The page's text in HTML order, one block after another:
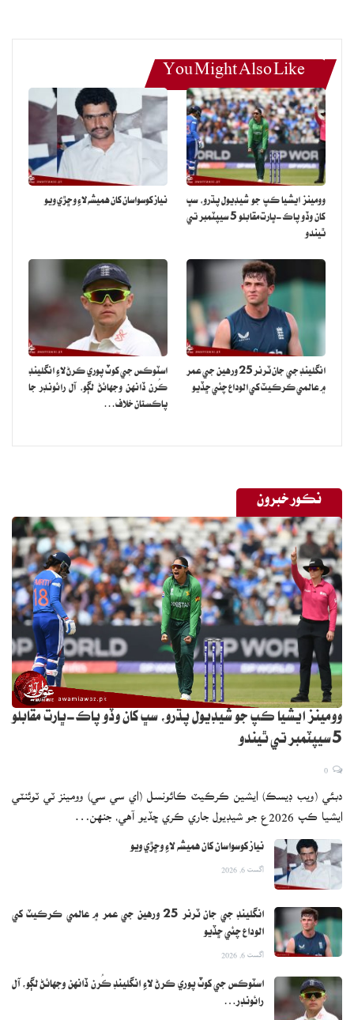
You Might Also Like
وومينز ايشيا ڪپ جو شيڊيول پڌرو، سڀ
کان وڏو پاڪ-ڀارت مقابلو 5 سيپٽمبر تي
ٿيندو
نياز کوسواسان کان هميشه لاءِ وڇڙي ويو
انگلينڊ جي جان ٽرنر 25 ورهين جي عمر
۾ عالمي ڪرڪيٽ کي الوداع چئي ڇڏيو
اسٽوڪس جي کوٽ پوري ڪرڻ لاءِ انگلينڊ
ڪُرن ڏانهن وجهائڻ لڳو، آل رائونڊر جا
پاڪستان خلاف…
نڪور خبرون
وومينز ايشيا ڪپ جو شيڊيول پڌرو، سڀ کان وڏو پاڪ-ڀارت مقابلو
5 سيپٽمبر تي ٿيندو
دبئي (ويب ڊيسڪ) ايشين ڪرڪيٽ ڪائونسل (اي سي سي) وومينز ٽي ٽوئنٽي
ايشيا ڪپ 2026ع جو شيڊيول جاري ڪري ڇڏيو آهي، جنهن…
نياز کوسواسان کان هميشه لاءِ وڇڙي ويو
اگست 6, 2026
انگلينڊ جي جان ٽرنر 25 ورهين جي عمر ۾ عالمي ڪرڪيٽ کي
الوداع چئي ڇڏيو
اگست 6, 2026
اسٽوڪس جي کوٽ پوري ڪرڻ لاءِ انگلينڊ ڪُرن ڏانهن وجهائڻ لڳو، آل
رائونڊر…